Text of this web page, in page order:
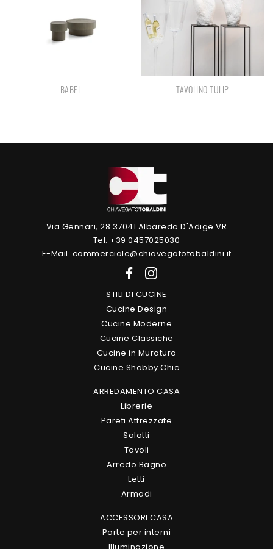
BABEL TAVOLINO TULIP
Via Gennari, 28 37041 Albaredo D'Adige VR
Tel. +39 0457025030
E-Mail. commerciale@chiavegatotobaldini.it
STILI DI CUCINE
Cucine Design
Cucine Moderne
Cucine Classiche
Cucine in Muratura
Cucine Shabby Chic
ARREDAMENTO CASA
Librerie
Pareti Attrezzate
Salotti
Tavoli
Arredo Bagno
Letti
Armadi
ACCESSORI CASA
Porte per interni